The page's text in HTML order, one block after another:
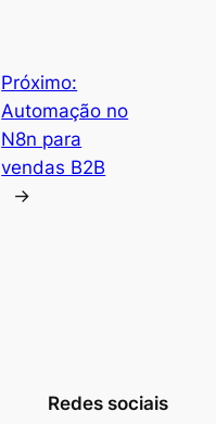
Próximo:
Automação no
N8n para
vendas B2B
→
Redes sociais